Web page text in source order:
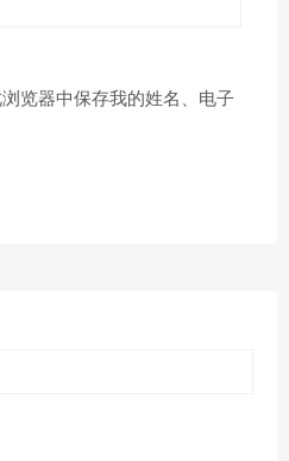
览器中保存我的姓名、电子